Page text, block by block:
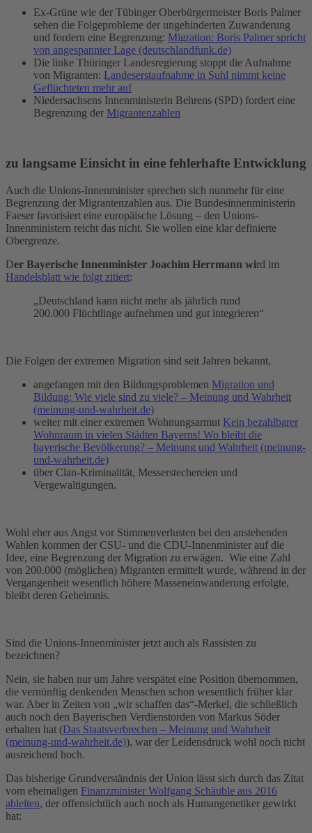
Ex-Grüne wie der Tübinger Oberbürgermeister Boris Palmer
sehen die Folgeprobleme der ungehinderten Zuwanderung
und fordern eine Begrenzung: Migration: Boris Palmer spricht
von angespannter Lage (deutschlandfunk.de)
Die linke Thüringer Landesregierung stoppt die Aufnahme
von Migranten: Landeserstaufnahme in Suhl nimmt keine
Geflüchteten mehr auf
Niedersachsens Innenministerin Behrens (SPD) fordert eine
Begrenzung der Migrantenzahlen
zu langsame Einsicht in eine fehlerhafte Entwicklung
Auch die Unions-Innenminister sprechen sich nunmehr für eine
Begrenzung der Migrantenzahlen aus. Die Bundesinnenministerin
Faeser favorisiert eine europäische Lösung – den Unions-
Innenministern reicht das nicht. Sie wollen eine klar definierte
Obergrenze.
Der Bayerische Innenminister Joachim Herrmann wird im
Handelsblatt wie folgt zitiert:
„Deutschland kann nicht mehr als jährlich rund
200.000 Flüchtlinge aufnehmen und gut integrieren“
Die Folgen der extremen Migration sind seit Jahren bekannt,
angefangen mit den Bildungsproblemen Migration und
Bildung: Wie viele sind zu viele? – Meinung und Wahrheit
(meinung-und-wahrheit.de)
weiter mit einer extremen Wohnungsarmut Kein bezahlbarer
Wohnraum in vielen Städten Bayerns! Wo bleibt die
bayerische Bevölkerung? – Meinung und Wahrheit (meinung-
und-wahrheit.de)
über Clan-Kriminalität, Messerstechereien und
Vergewaltigungen.
Wohl eher aus Angst vor Stimmenverlusten bei den anstehenden
Wahlen kommen der CSU- und die CDU-Innenminister auf die
Idee, eine Begrenzung der Migration zu erwägen. Wie eine Zahl
von 200.000 (möglichen) Migranten ermittelt wurde, während in der
Vergangenheit wesentlich höhere Masseneinwanderung erfolgte,
bleibt deren Geheimnis.
Sind die Unions-Innenminister jetzt auch als Rassisten zu
bezeichnen?
Nein, sie haben nur um Jahre verspätet eine Position übernommen,
die vernünftig denkenden Menschen schon wesentlich früher klar
war. Aber in Zeiten von „wir schaffen das“-Merkel, die schließlich
auch noch den Bayerischen Verdienstorden von Markus Söder
erhalten hat (Das Staatsverbrechen – Meinung und Wahrheit
(meinung-und-wahrheit.de)), war der Leidensdruck wohl noch nicht
ausreichend hoch.
Das bisherige Grundverständnis der Union lässt sich durch das Zitat
vom ehemaligen Finanzminister Wolfgang Schäuble aus 2016
ableiten, der offensichtlich auch noch als Humangenetiker gewirkt
hat: